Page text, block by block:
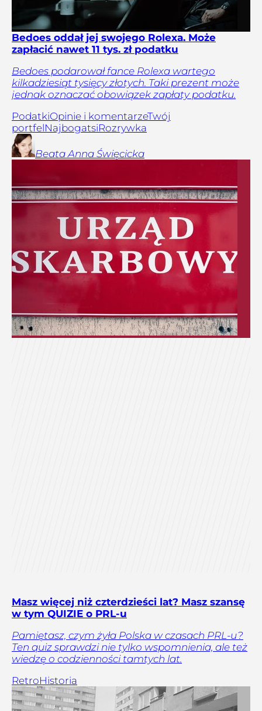
Bedoes oddał jej swojego Rolexa. Może
zapłacić nawet 11 tys. zł podatku
Bedoes podarował fance Rolexa wartego
kilkadziesiąt tysięcy złotych. Taki prezent może
jednak oznaczać obowiązek zapłaty podatku.
PodatkiOpinie i komentarzeTwój
portfelNajbogatsiRozrywka
Beata Anna Święcicka
Masz więcej niż czterdzieści lat? Masz szansę
w tym QUIZIE o PRL-u
Pamiętasz, czym żyła Polska w czasach PRL-u?
Ten quiz sprawdzi nie tylko wspomnienia, ale też
wiedzę o codzienności tamtych lat.
RetroHistoria